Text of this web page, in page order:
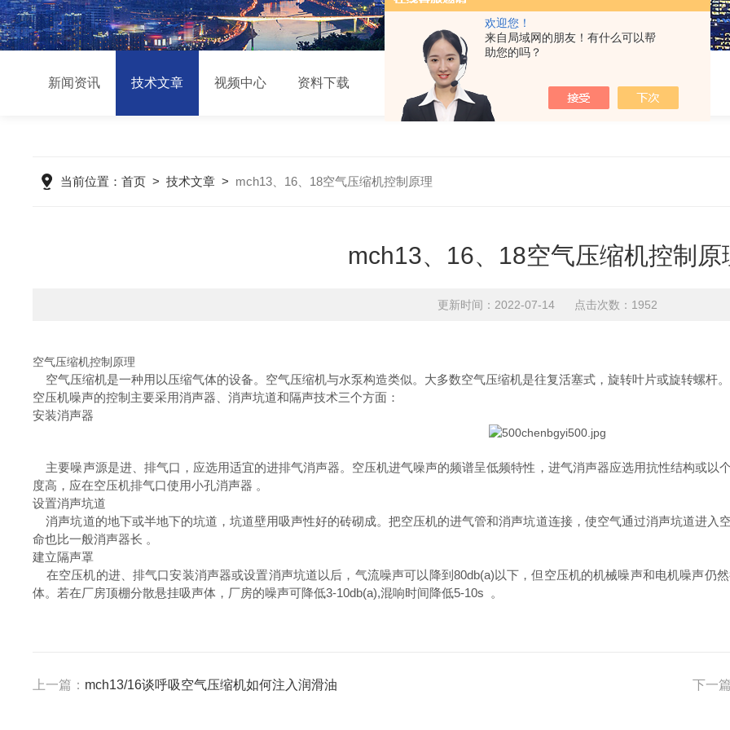
欢迎您！
来自局域网的朋友！有什么可以帮
助您的吗？
新闻资讯 技术文章 视频中心 资料下载
当前位置：首页 >技术文章 > mch13、16、18空气压缩机控制原理
mch13、16、18空气压缩机控制原
更新时间：2022-07-14 点击次数：1952
空气压缩机控制原理
空气压缩机是一种用以压缩气体的设备。空气压缩机与水泵构造类似。大多数空气压缩机是往复活塞式，旋转叶片或旋转螺杆
空压机噪声的控制主要采用消声器、消声坑道和隔声技术三个方面：
安装消声器
主要噪声源是进、排气口，应选用适宜的进排气消声器。空压机进气噪声的频谱呈低频特性，进气消声器应选用抗性结构或以
度高，应在空压机排气口使用小孔消声器 。
设置消声坑道
消声坑道的地下或半地下的坑道，坑道壁用吸声性好的砖砌成。把空压机的进气管和消声坑道连接，使空气通过消声坑道进入
命也比一般消声器长 。
建立隔声罩
在空压机的进、排气口安装消声器或设置消声坑道以后，气流噪声可以降到80db(a)以下，但空压机的机械噪声和电机噪声仍
体。若在厂房顶棚分散悬挂吸声体，厂房的噪声可降低3-10db(a),混响时间降低5-10s 。
上一篇： mch13/16谈呼吸空气压缩机如何注入润滑油 下一